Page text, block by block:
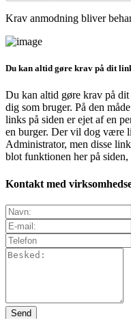
Krav anmodning bliver
Du kan altid gøre krav på dit
Du kan altid gøre krav på
dig som bruger. På den
links på siden er ejet af en
en burger. Der vil dog være
Administrator, men disse
blot funktionen her på siden,
Kontakt med